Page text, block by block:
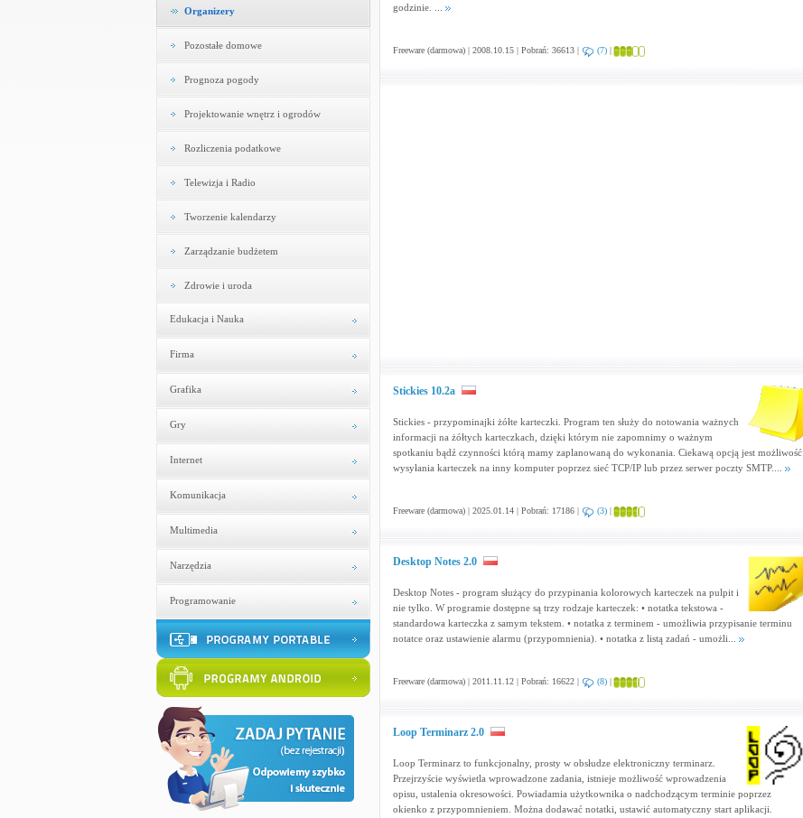
Organizery
Pozostałe domowe
Prognoza pogody
Projektowanie wnętrz i ogrodów
Rozliczenia podatkowe
Telewizja i Radio
Tworzenie kalendarzy
Zarządzanie budżetem
Zdrowie i uroda
Edukacja i Nauka
Firma
Grafika
Gry
Internet
Komunikacja
Multimedia
Narzędzia
Programowanie
godzinie. ...
Freeware (darmowa) | 2008.10.15 | Pobrań: 36613 | (7)|
Stickies 10.2a
Stickies - przypominajki żółte karteczki. Program ten służy do notowania ważnych
informacji na żółtych karteczkach, dzięki którym nie zapomnimy o ważnym
spotkaniu bądź czynności którą mamy zaplanowaną do wykonania. Ciekawą opcją jest możliwość
wysyłania karteczek na inny komputer poprzez sieć TCP/IP lub przez serwer poczty SMTP....
Freeware (darmowa) | 2025.01.14 | Pobrań: 17186 | (3)|
Desktop Notes 2.0
Desktop Notes - program służący do przypinania kolorowych karteczek na pulpit i
nie tylko. W programie dostępne są trzy rodzaje karteczek: • notatka tekstowa -
standardowa karteczka z samym tekstem. • notatka z terminem - umożliwia przypisanie terminu
notatce oraz ustawienie alarmu (przypomnienia). • notatka z listą zadań - umożli...
Freeware (darmowa) | 2011.11.12 | Pobrań: 16622 | (8)|
Loop Terminarz 2.0
Loop Terminarz to funkcjonalny, prosty w obsłudze elektroniczny terminarz.
Przejrzyście wyświetla wprowadzone zadania, istnieje możliwość wprowadzenia
opisu, ustalenia okresowości. Powiadamia użytkownika o nadchodzącym terminie poprzez
okienko z przypomnieniem. Można dodawać notatki, ustawić automatyczny start aplikacji.